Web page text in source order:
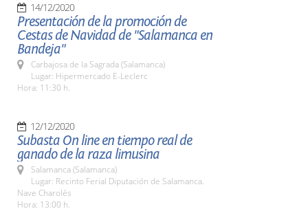
14/12/2020
Presentación de la promoción de
Cestas de Navidad de "Salamanca en
Bandeja"
Carbajosa de la Sagrada (Salamanca)
Lugar: Hipermercado E-Leclerc
Hora: 11:30 h.
12/12/2020
Subasta On line en tiempo real de
ganado de la raza limusina
Salamanca (Salamanca)
Lugar: Recinto Ferial Diputación de Salamanca.
Nave Charolés
Hora: 13:00 h.